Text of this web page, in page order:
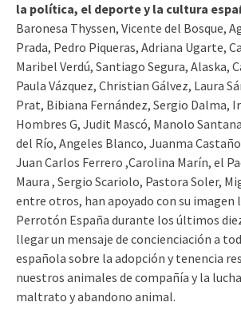
la política, el deporte y la cultura
Baronesa Thyssen, Vicente del Bosque,
Prada, Pedro Piqueras, Adriana Ugarte,
Maribel Verdú, Santiago Segura, Alaska,
Paula Vázquez, Christian Gálvez, Laura
Prat, Bibiana Fernández, Sergio Dalma,
Hombres G, Judit Mascó, Manolo
del Río, Angeles Blanco, Juanma
Juan Carlos Ferrero ,Carolina Marín, el
Maura , Sergio Scariolo, Pastora Soler,
entre otros, han apoyado con su imagen
Perrotón España durante los últimos
llegar un mensaje de concienciación a
española sobre la adopción y tenencia
nuestros animales de compañía y la
maltrato y abandono animal.